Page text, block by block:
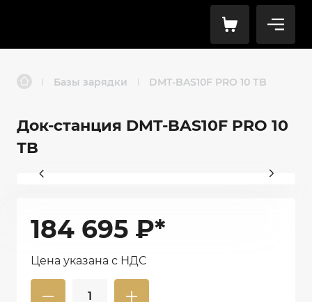
| Базы зарядки | DMT-BAS10F PRO 10 ТB
Док-станция DMT-BAS10F PRO 10
ТB
184 695 ₽*
Цена указана с НДС